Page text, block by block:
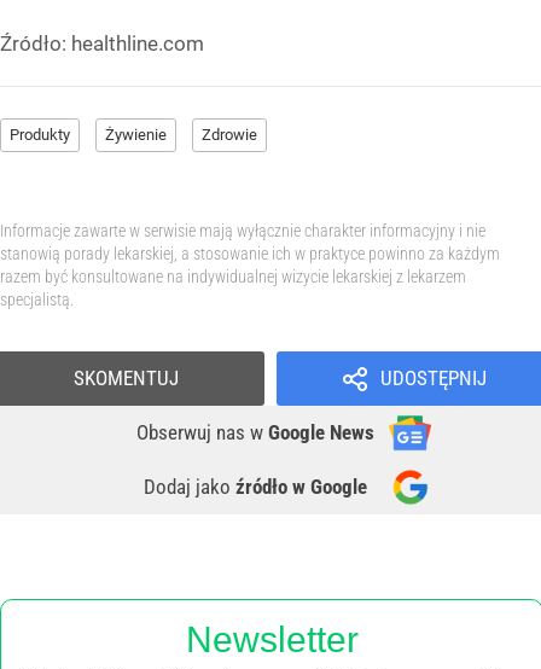
Źródło: healthline.com
Produkty Żywienie Zdrowie
Informacje zawarte w serwisie mają wyłącznie charakter informacyjny i nie
stanowią porady lekarskiej, a stosowanie ich w praktyce powinno za każdym
razem być konsultowane na indywidualnej wizycie lekarskiej z lekarzem
specjalistą.
UDOSTĘPNIJ
Obserwuj nas w Google News
Dodaj jako źródło w Google
SKOMENTUJ
Newsletter